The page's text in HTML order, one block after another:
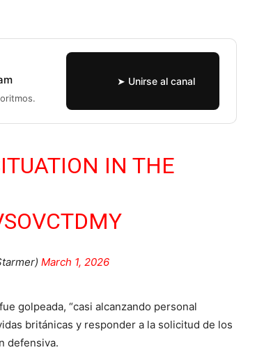
➤ Unirse al canal
IN THE
March 1, 2026
golpeada, “casi alcanzando personal
británicas y responder a la solicitud de los
defensiva.